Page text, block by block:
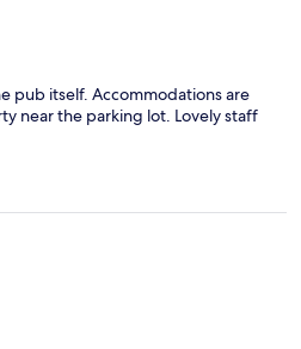
pub itself. Accommodations are
near the parking lot. Lovely staff